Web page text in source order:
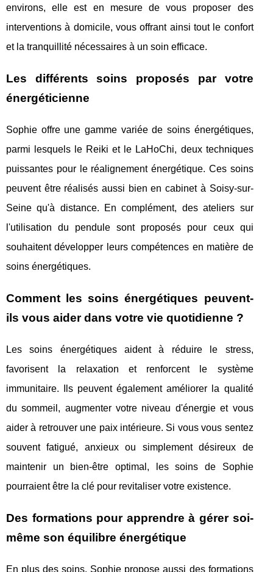
environs, elle est en mesure de vous proposer des
interventions à domicile, vous offrant ainsi tout le confort
et la tranquillité nécessaires à un soin efficace.
Les différents soins proposés par votre
énergéticienne
Sophie offre une gamme variée de soins énergétiques,
parmi lesquels le Reiki et le LaHoChi, deux techniques
puissantes pour le réalignement énergétique. Ces soins
peuvent être réalisés aussi bien en cabinet à Soisy-sur-
Seine qu'à distance. En complément, des ateliers sur
l'utilisation du pendule sont proposés pour ceux qui
souhaitent développer leurs compétences en matière de
soins énergétiques.
Comment les soins énergétiques peuvent-
ils vous aider dans votre vie quotidienne ?
Les soins énergétiques aident à réduire le stress,
favorisent la relaxation et renforcent le système
immunitaire. Ils peuvent également améliorer la qualité
du sommeil, augmenter votre niveau d'énergie et vous
aider à retrouver une paix intérieure. Si vous vous sentez
souvent fatigué, anxieux ou simplement désireux de
maintenir un bien-être optimal, les soins de Sophie
pourraient être la clé pour revitaliser votre existence.
Des formations pour apprendre à gérer soi-
même son équilibre énergétique
En plus des soins, Sophie propose aussi des formations